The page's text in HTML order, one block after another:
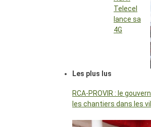
Telecel
lance sa
4G
Les plus lus
RCA-PROVIR : le
les chantiers dans les